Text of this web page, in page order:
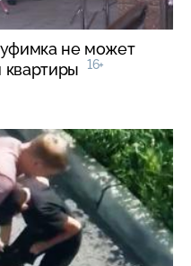
не может
16+